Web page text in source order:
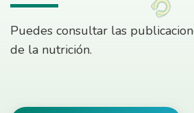
Puedes consultar las
de la nutrición.